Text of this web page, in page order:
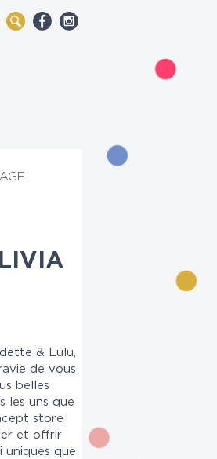
& Lulu,
de vous
belles
les uns que
store
et offrir
uniques que